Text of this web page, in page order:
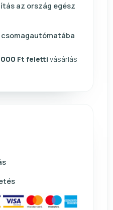
az ország egész
Ft feletti vásárlás